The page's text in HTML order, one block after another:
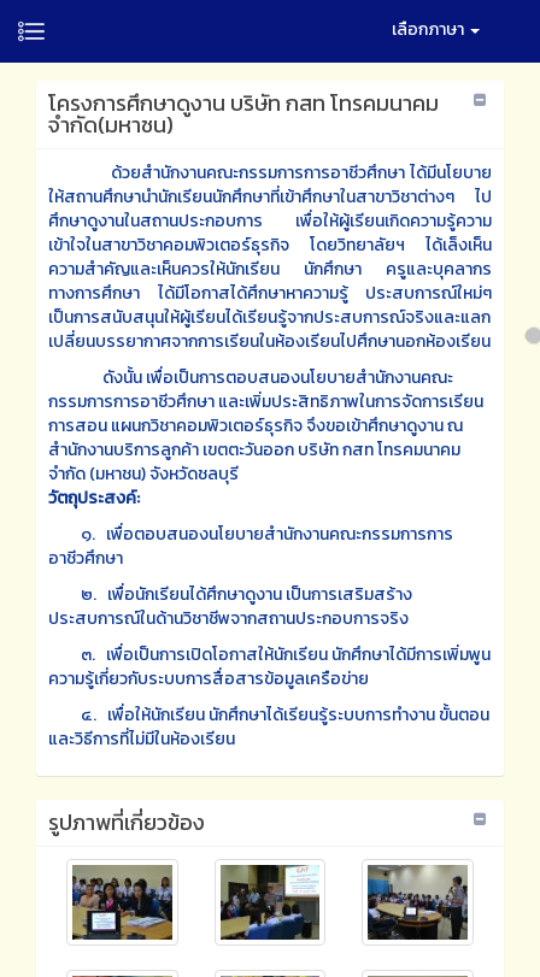
เลือกภาษา
โครงการศึกษาดูงาน บริษัท กสท โทรคมนาคม
จำกัด(มหาชน)
ด้วยสำนักงานคณะกรรมการการอาชีวศึกษา ได้มีนโยบาย
ให้สถานศึกษานำนักเรียนนักศึกษาที่เข้าศึกษาในสาขาวิชาต่างๆ ไป
ศึกษาดูงานในสถานประกอบการ เพื่อให้ผู้เรียนเกิดความรู้ความ
เข้าใจในสาขาวิชาคอมพิวเตอร์ธุรกิจ โดยวิทยาลัยฯ ได้เล็งเห็น
ความสำคัญและเห็นควรให้นักเรียน นักศึกษา ครูและบุคลากร
ทางการศึกษา ได้มีโอกาสได้ศึกษาหาความรู้ ประสบการณ์ใหม่ๆ
เป็นการสนับสนุนให้ผู้เรียนได้เรียนรู้จากประสบการณ์จริงและแลก
เปลี่ยนบรรยากาศจากการเรียนในห้องเรียนไปศึกษานอกห้องเรียน
ดังนั้น เพื่อเป็นการตอบสนองนโยบายสำนักงานคณะ
กรรมการการอาชีวศึกษา และเพิ่มประสิทธิภาพในการจัดการเรียน
การสอน แผนกวิชาคอมพิวเตอร์ธุรกิจ จึงขอเข้าศึกษาดูงาน ณ
สำนักงานบริการลูกค้า เขตตะวันออก บริษัท กสท โทรคมนาคม
จำกัด (มหาชน) จังหวัดชลบุรี
วัตถุประสงค์:
๑. เพื่อตอบสนองนโยบายสำนักงานคณะกรรมการการ
อาชีวศึกษา
๒. เพื่อนักเรียนได้ศึกษาดูงาน เป็นการเสริมสร้าง
ประสบการณ์ในด้านวิชาชีพจากสถานประกอบการจริง
๓. เพื่อเป็นการเปิดโอกาสให้นักเรียน นักศึกษาได้มีการเพิ่มพูน
ความรู้เกี่ยวกับระบบการสื่อสารข้อมูลเครือข่าย
๔. เพื่อให้นักเรียน นักศึกษาได้เรียนรู้ระบบการทำงาน ขั้นตอน
และวิธีการที่ไม่มีในห้องเรียน
รูปภาพที่เกี่ยวข้อง